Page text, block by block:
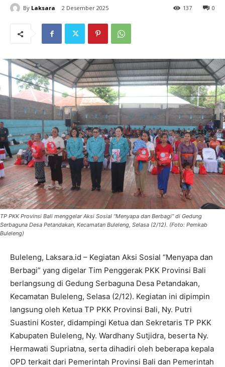
By Laksara 2 Desember 2025 0
137
TP PKK Provinsi Bali menggelar Aksi Sosial “Menyapa dan Berbagi” di Gedung
Serbaguna Desa Petandakan, Kecamatan Buleleng, Selasa (2/12). (Foto: Pemkab
Buleleng)
Buleleng, Laksara.id – Kegiatan Aksi Sosial “Menyapa dan
Berbagi” yang digelar Tim Penggerak PKK Provinsi Bali
berlangsung di Gedung Serbaguna Desa Petandakan,
Kecamatan Buleleng, Selasa (2/12). Kegiatan ini dipimpin
langsung oleh Ketua TP PKK Provinsi Bali, Ny. Putri
Suastini Koster, didampingi Ketua dan Sekretaris TP PKK
Kabupaten Buleleng, Ny. Wardhany Sutjidra, beserta Ny.
Hermawati Supriatna, serta dihadiri oleh beberapa kepala
OPD terkait dari Pemerintah Provinsi Bali dan Pemerintah